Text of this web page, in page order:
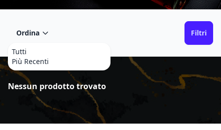
Ordina
Tutti
Più Recenti
Filtri
Prodotti
Nessun prodotto trovato